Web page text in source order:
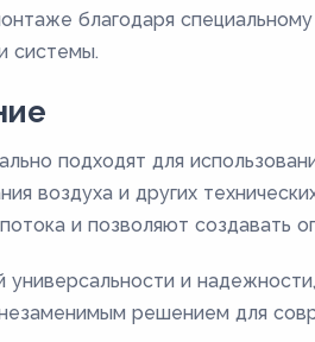
благодаря
системы.
подходят для
воздуха и других
и позволяют создавать
универсальности и
решением для